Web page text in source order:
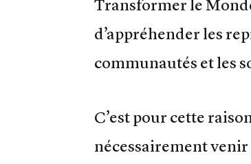
Transformer le
d’appréhender les
communautés et les
C’est pour cette
nécessairement